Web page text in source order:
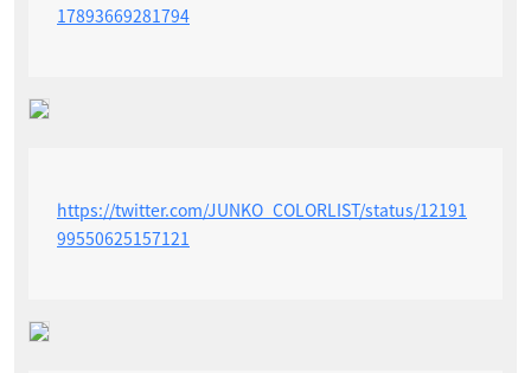
17893669281794
https://twitter.com/JUNKO_COLORLIST/status/12191
99550625157121